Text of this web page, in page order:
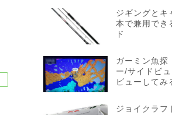
ジギングとキ
本で兼用でき
ド
ガーミン魚探
ー/サイドビ
ビューしてみ
ジョイクラフ